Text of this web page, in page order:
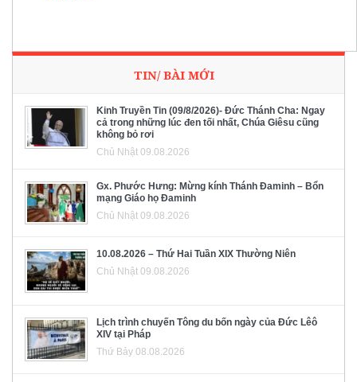
TIN/ BÀI MỚI
Kinh Truyền Tin (09/8/2026)- Đức Thánh Cha: Ngay
cả trong những lúc đen tối nhất, Chúa Giêsu cũng
không bỏ rơi
Chủ Nhật 09.08.2026
Gx. Phước Hưng: Mừng kính Thánh Đaminh – Bổn
mạng Giáo họ Đaminh
Chủ Nhật 09.08.2026
10.08.2026 – Thứ Hai Tuần XIX Thường Niên
Chủ Nhật 09.08.2026
Lịch trình chuyến Tông du bốn ngày của Đức Lêô
XIV tại Pháp
Thứ Bảy 08.08.2026